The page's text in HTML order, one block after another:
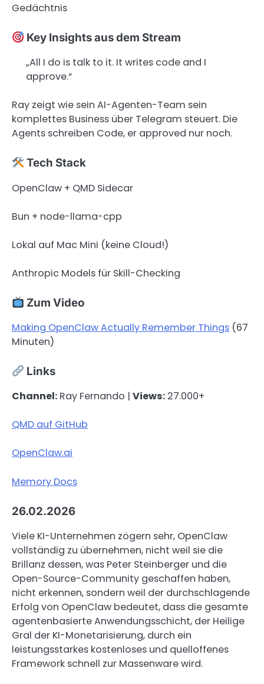
Gedächtnis
Key Insights aus dem Stream
„All I do is talk to it. It writes code and I
approve.“
Ray zeigt wie sein AI-Agenten-Team sein
komplettes Business über Telegram steuert. Die
Agents schreiben Code, er approved nur noch.
Tech Stack
OpenClaw + QMD Sidecar
Bun + node-llama-cpp
Lokal auf Mac Mini (keine Cloud!)
Anthropic Models für Skill-Checking
Zum Video
Making OpenClaw Actually Remember Things (67
Minuten)
Links
Channel: Ray Fernando | Views: 27.000+
QMD auf GitHub
OpenClaw.ai
Memory Docs
26.02.2026
Viele KI-Unternehmen zögern sehr, OpenClaw
vollständig zu übernehmen, nicht weil sie die
Brillanz dessen, was Peter Steinberger und die
Open-Source-Community geschaffen haben,
nicht erkennen, sondern weil der durchschlagende
Erfolg von OpenClaw bedeutet, dass die gesamte
agentenbasierte Anwendungsschicht, der Heilige
Gral der KI-Monetarisierung, durch ein
leistungsstarkes kostenloses und quelloffenes
Framework schnell zur Massenware wird.